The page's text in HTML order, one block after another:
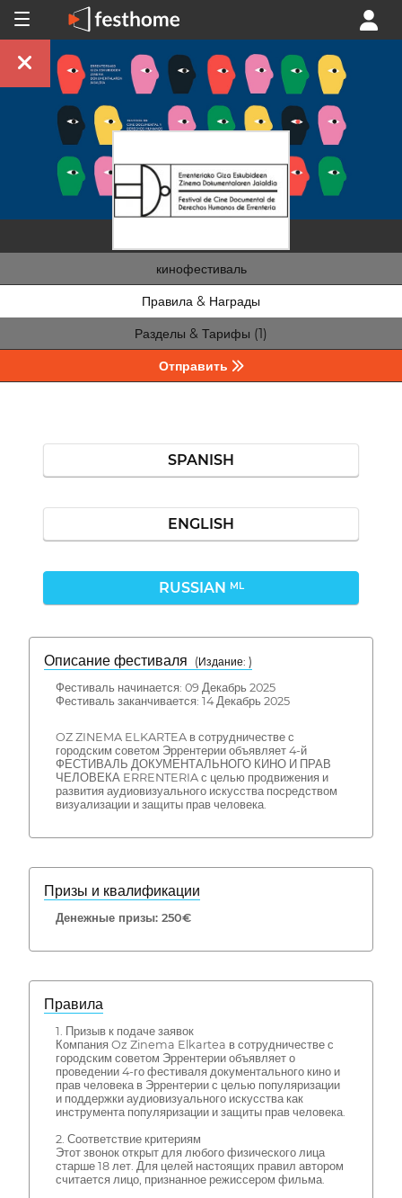
кинофестиваль
Правила & Награды
Разделы & Тарифы (1)
Отправить
SPANISH
ENGLISH
RUSSIAN ML
Описание фестиваля
( Издание: )
Фестиваль начинается: 09 Декабрь 2025
Фестиваль заканчивается: 14 Декабрь 2025
OZ ZINEMA ELKARTEA в сотрудничестве с
городским советом Эррентерии объявляет 4-й
ФЕСТИВАЛЬ ДОКУМЕНТАЛЬНОГО КИНО И ПРАВ
ЧЕЛОВЕКА ERRENTERIA с целью продвижения и
развития аудиовизуального искусства посредством
визуализации и защиты прав человека.
Призы и квалификации
Денежные призы: 250€
Правила
1. Призыв к подаче заявок
Компания Oz Zinema Elkartea в сотрудничестве с
городским советом Эррентерии объявляет о
проведении 4-го фестиваля документального кино и
прав человека в Эррентерии с целью популяризации
и поддержки аудиовизуального искусства как
инструмента популяризации и защиты прав человека.
2. Соответствие критериям
Этот звонок открыт для любого физического лица
старше 18 лет. Для целей настоящих правил автором
считается лицо, признанное режиссером фильма.